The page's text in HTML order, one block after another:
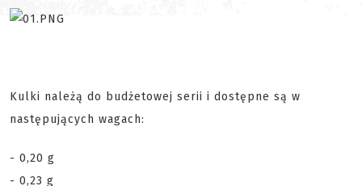
Kulki należą do budżetowej serii i dostępne są w
następujących wagach:
- 0,20 g
- 0,23 g